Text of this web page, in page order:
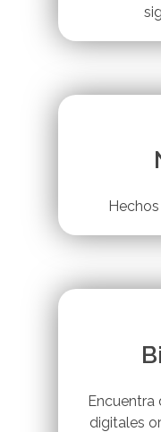
Encuentra
digitales